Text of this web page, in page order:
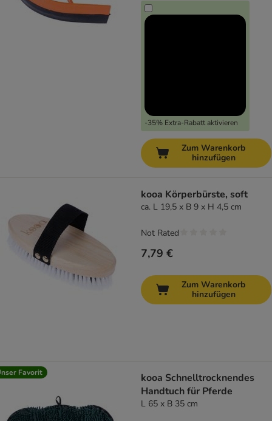
-35% Extra-Rabatt aktivieren
Zum Warenkorb
hinzufügen
kooa Körperbürste, soft
ca. L 19,5 x B 9 x H 4,5 cm
7,79 €
Not Rated
Zum Warenkorb
hinzufügen
Favorit
kooa Schnelltrocknendes
Handtuch für Pferde
L 65 x B 35 cm